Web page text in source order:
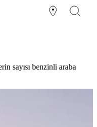
sayısı benzinli araba